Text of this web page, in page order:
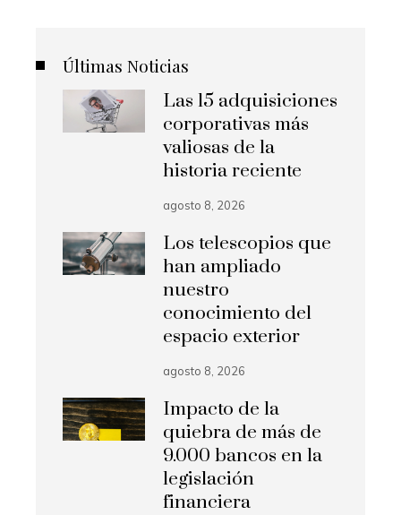
Últimas Noticias
Las 15 adquisiciones
corporativas más
valiosas de la
historia reciente
agosto 8, 2026
Los telescopios que
han ampliado
nuestro
conocimiento del
espacio exterior
agosto 8, 2026
Impacto de la
quiebra de más de
9.000 bancos en la
legislación
financiera